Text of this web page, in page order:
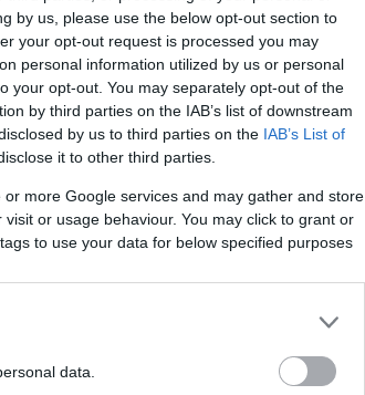
by us, please use the below opt-out section to
your opt-out request is processed you may
personal information utilized by us or personal
your opt-out. You may separately opt-out of the
by third parties on the IAB’s list of downstream
by us to third parties on the IAB’s List of
it to other third parties.
more Google services and may gather and store
or usage behaviour. You may click to grant or
to use your data for below specified purposes
data.